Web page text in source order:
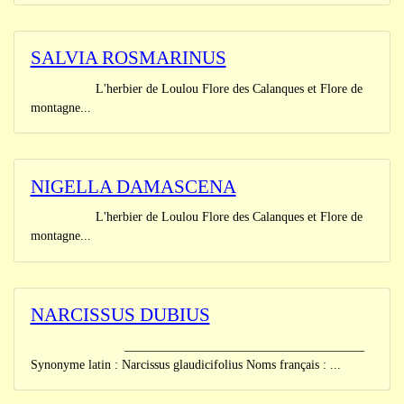
SALVIA ROSMARINUS
L'herbier de Loulou Flore des Calanques et Flore de
montagne...
NIGELLA DAMASCENA
L'herbier de Loulou Flore des Calanques et Flore de
montagne...
NARCISSUS DUBIUS
Synonyme latin : Narcissus glaudicifolius Noms français : ...